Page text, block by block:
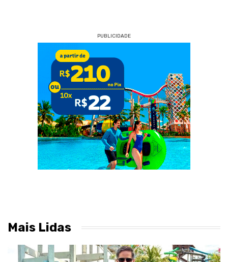
PUBLICIDADE
Mais Lidas